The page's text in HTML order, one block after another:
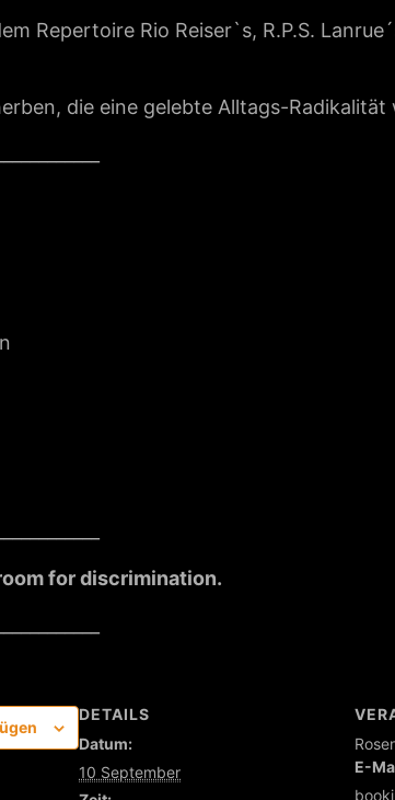
Repertoire Rio Reiser`s, R.P.S.
die eine gelebte Alltags-
for discrimination.
DETAILS
Datum:
10 September
E-